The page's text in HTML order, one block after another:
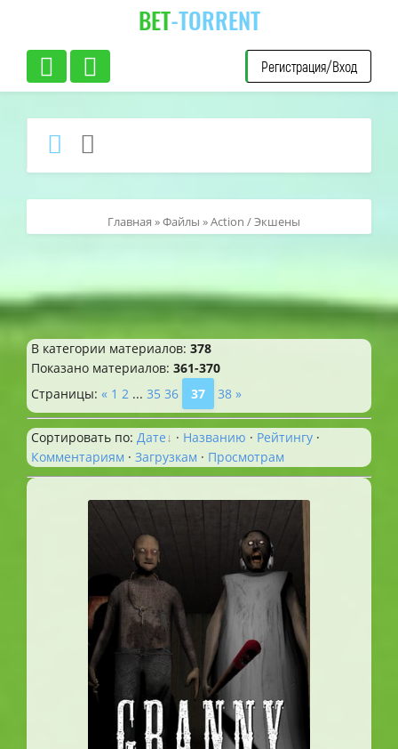
BET-TORRENT
Регистрация/Вход
Главная »Файлы » Action / Экшены
В категории материалов: 378
Показано материалов: 361-370
Страницы: « 1 2 ... 35 36 37 38 »
Сортировать по: Дате · Названию · Рейтингу ·
Комментариям · Загрузкам · Просмотрам